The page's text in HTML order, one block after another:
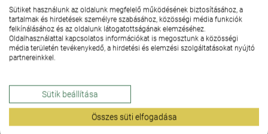
Sütiket használunk az oldalunk megfelelő működésének biztosításához, a
tartalmak és hirdetések személyre szabásához, közösségi média funkciók
felkínálásához és az oldalunk látogatottságának elemzéséhez.
Oldalhasználattal kapcsolatos információkat is megosztunk a közösségi
média területén tevékenykedő, a hirdetési és elemzési szolgáltatásokat nyújtó
partnereinkkel.
Sütik beállítása
Összes süti elfogadása